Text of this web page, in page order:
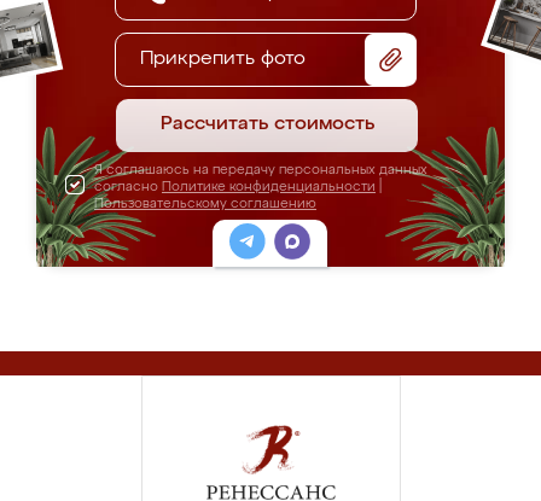
Прикрепить фото
Рассчитать стоимость
Я соглашаюсь на передачу персональных данных
согласно Политике конфиденциальности
Пользовательскому соглашению